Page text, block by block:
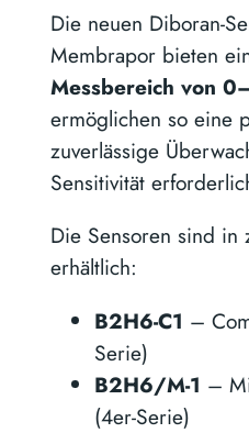
Die neuen Diboran-
Membrapor bieten
Messbereich von
ermöglichen so eine
zuverlässige
Sensitivität
Die Sensoren sind in
erhältlich:
B2H6-C1 –
Serie)
B2H6/M-1 –
(4er-Serie)